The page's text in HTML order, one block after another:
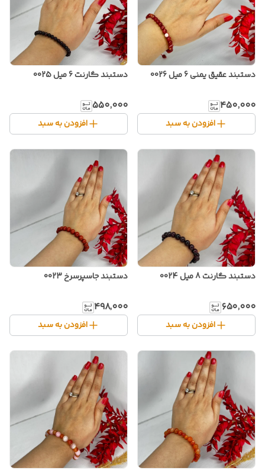
دستبند عقیق یمنی 6 میل 0026
۴۵۰٬۰۰۰
افزودن به سبد
دستبند گارنت 6 میل 0025
۵۵۰٬۰۰۰
افزودن به سبد
دستبند گارنت 8 میل 0024
۶۵۰٬۰۰۰
افزودن به سبد
دستبند جاسپرسرخ 0023
۴۹۸٬۰۰۰
افزودن به سبد